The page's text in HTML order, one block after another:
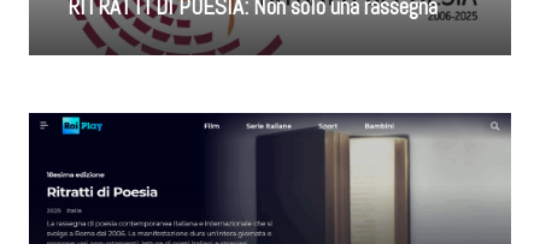
RITRATTI DI POESIA: Non solo una rassegna